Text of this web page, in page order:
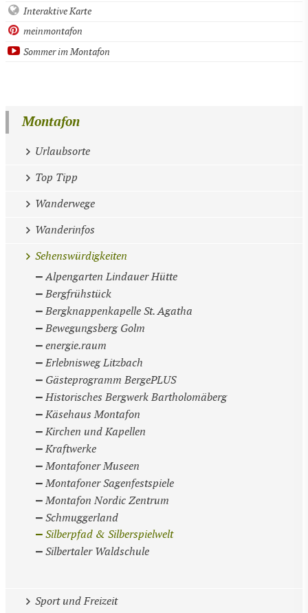
Interaktive Karte
meinmontafon
Sommer im Montafon
Montafon
Urlaubsorte
Top Tipp
Wanderwege
Wanderinfos
Sehenswürdigkeiten
Alpengarten Lindauer Hütte
Bergfrühstück
Bergknappenkapelle St. Agatha
Bewegungsberg Golm
energie.raum
Erlebnisweg Litzbach
Gästeprogramm BergePLUS
Historisches Bergwerk Bartholomäberg
Käsehaus Montafon
Kirchen und Kapellen
Kraftwerke
Montafoner Museen
Montafoner Sagenfestspiele
Montafon Nordic Zentrum
Schmuggerland
Silberpfad & Silberspielwelt
Silbertaler Waldschule
Sport und Freizeit